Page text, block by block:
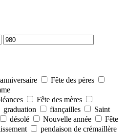
anniversaire
Fête des pères
Fête des mères
graduation fiançailles
Saint
désolé Nouvelle année
Fête
pendaison de crémaillère